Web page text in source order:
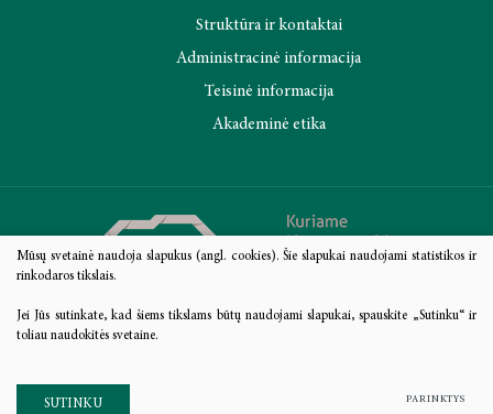
Struktūra ir kontaktai
Administracinė informacija
Teisinė informacija
Akademinė etika
Mūsų svetainė naudoja slapukus (angl. cookies). Šie slapukai naudojami statistikos ir
rinkodaros tikslais.
Jei Jūs sutinkate, kad šiems tikslams būtų naudojami slapukai, spauskite „Sutinku“ ir
toliau naudokitės svetaine.
SUTINKU PARINKTYS